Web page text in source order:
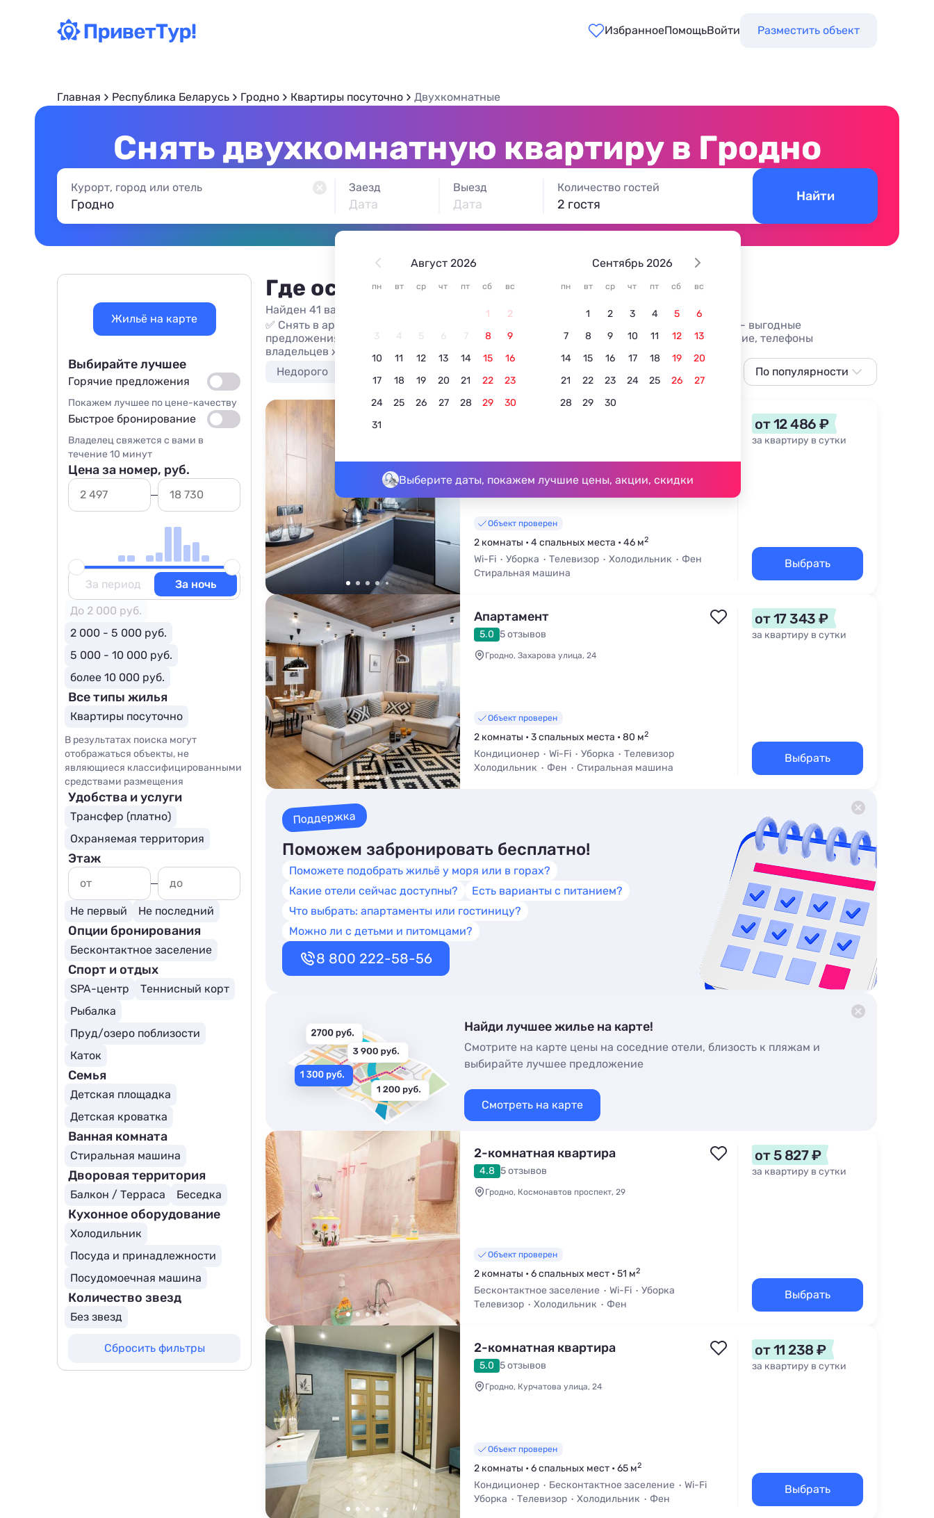
ИзбранноеПомощьВойти Разместить объект
Главная Республика Беларусь Гродно Квартиры посуточно Двухкомнатные
Снять двухкомнатную квартиру в Гродно
Курорт, город или отель Заезд
Дата
Выезд
Дата
Август 2026
пн вт ср чт пт сб вс
1
2
3
4 5 6 7 8
9
10
11 12 13 14 15
16
17
18 19 20 21 22
23
24
25 26 27 28 29
30
31
Сентябрь 2026
пн вт ср чт пт сб вс
1 2 3 4 5
6
7
8 9 10 11 12
13
14
15 16 17 18 19
20
21
22 23 24 25 26
27
28
29 30
Выберите даты, покажем лучшие цены, акции, скидки
Количество гостей
2 гостя
Найти
Где остановиться в Гродно
Найден 41 вариант жилья из 41
✅ Снять в аренду двухкомнатную квартиру в Гродно посуточно и на длительный срок - выгодные
предложения по цене от 2497 руб. за сутки. Отзывы отдыхающих, фотографии и описание, телефоны
владельцев жилья, для бронирования без посредников.
Недорого
По популярности
Сначала дешевле
Сначала дороже
Гродно, Советская улица, 13
Объект проверен
2 комнаты • 4 спальных места • 46 м2
Wi-Fi Уборка Телевизор Холодильник
Фен
Стиральная машина
от 12 486 ₽
за квартиру в сутки
Выбрать
Апартамент
5.0 5 отзывов
Гродно, Захарова улица, 24
Объект проверен
2 комнаты • 3 спальных места • 80 м2
Кондиционер Wi-Fi Уборка
Телевизор
Холодильник
Фен Стиральная машина
от 17 343 ₽
за квартиру в сутки
Выбрать
Поддержка
Поможем забронировать бесплатно!
Поможете подобрать жильё у моря или в горах?
Какие отели сейчас доступны?
Есть варианты с питанием?
Что выбрать: апартаменты или гостиницу?
Можно ли с детьми и питомцами?
8 800 222-58-56
Найди лучшее жилье на карте!
Смотрите на карте цены на соседние отели, близость к пляжам и
выбирайте лучшее предложение
Смотреть на карте
2-комнатная квартира
4.8 5 отзывов
Гродно, Космонавтов проспект, 29
Объект проверен
2 комнаты • 6 спальных мест • 51 м2
Бесконтактное заселение Wi-Fi
Уборка
Телевизор
Холодильник
Фен
от 5 827 ₽
за квартиру в сутки
Выбрать
2-комнатная квартира
5.0 5 отзывов
Гродно, Курчатова улица, 24
Объект проверен
2 комнаты • 6 спальных мест • 65 м2
Кондиционер Бесконтактное заселение
Wi-Fi
Уборка
Телевизор Холодильник Фен
от 11 238 ₽
за квартиру в сутки
Выбрать
Жильё на карте
Выбирайте лучшее
Горячие предложения
Покажем лучшее по цене-качеству
Быстрое бронирование
Владелец свяжется с вами в
течение 10 минут
Цена за номер, руб.
За период
За ночь
До 2 000 руб.
2 000 - 5 000 руб.
5 000 - 10 000 руб.
более 10 000 руб.
Все типы жилья
Квартиры посуточно
В результатах поиска могут
отображаться объекты, не
являющиеся классифицированными
средствами размещения
Удобства и услуги
Трансфер (платно)
Охраняемая территория
Этаж
Не первый Не последний
Опции бронирования
Бесконтактное заселение
Спорт и отдых
SPA-центр
Теннисный корт
Рыбалка
Пруд/озеро поблизости
Каток
Семья
Детская площадка
Детская кроватка
Ванная комната
Стиральная машина
Дворовая территория
Балкон / Терраса Беседка
Кухонное оборудование
Холодильник
Посуда и принадлежности
Посудомоечная машина
Количество звезд
Без звезд
Сбросить фильтры